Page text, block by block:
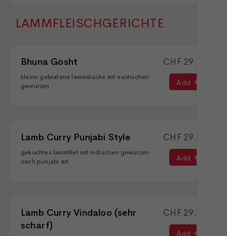
LAMMFLEISCHGERICHTE
Bhuna Gosht
kleine gebratene lammstücke mit exotischen
gewürzen
CHF29.50
Add
Lamb Curry Punjabi Style
gekochtes lammfilet mit indischen gewürzen
nach punjabi art
CHF29.90
Add
Lamb Curry Vindaloo (sehr
scharf)
CHF29.90
Add